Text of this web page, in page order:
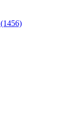
(1456)